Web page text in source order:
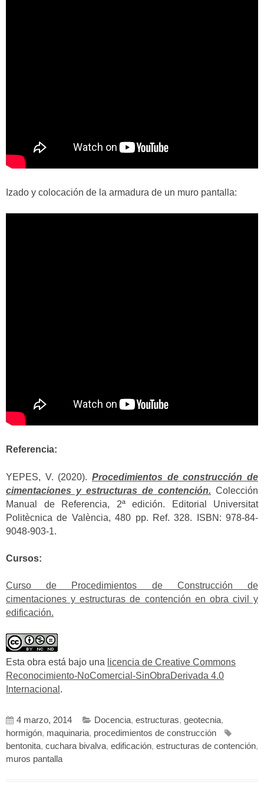
Izado y colocación de la armadura de un muro pantalla:
Referencia:
YEPES, V. (2020). Procedimientos de construcción de
cimentaciones y estructuras de contención. Colección
Manual de Referencia, 2ª edición. Editorial Universitat
Politècnica de València, 480 pp. Ref. 328. ISBN: 978-84-
9048-903-1.
Cursos:
Curso de Procedimientos de Construcción de
cimentaciones y estructuras de contención en obra civil y
edificación.
Esta obra está bajo una licencia de Creative Commons
Reconocimiento-NoComercial-SinObraDerivada 4.0
Internacional .
4 marzo, 2014 Docencia, estructuras, geotecnia,
hormigón, maquinaria, procedimientos de construcción
bentonita, cuchara bivalva, edificación, estructuras de contención,
muros pantalla